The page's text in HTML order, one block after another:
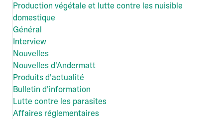
Production végétale et lutte contre les nuisible
domestique
Général
Interview
Nouvelles
Nouvelles d'Andermatt
Produits d'actualité
Bulletin d'information
Lutte contre les parasites
Affaires réglementaires